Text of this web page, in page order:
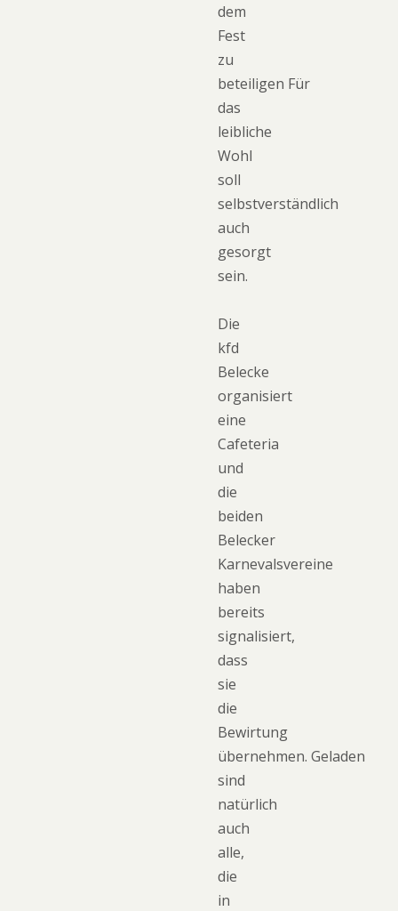
dem
Fest
zu
beteiligen Für
das
leibliche
Wohl
soll
selbstverständlich
auch
gesorgt
sein.
Die
kfd
Belecke
organisiert
eine
Cafeteria
und
die
beiden
Belecker
Karnevalsvereine
haben
bereits
signalisiert,
dass
sie
die
Bewirtung
übernehmen. Geladen
sind
natürlich
auch
alle,
die
in